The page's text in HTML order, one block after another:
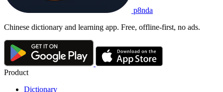
p8nda
Chinese dictionary and learning app. Free, offline-first, no ads.
Product
Dictionary